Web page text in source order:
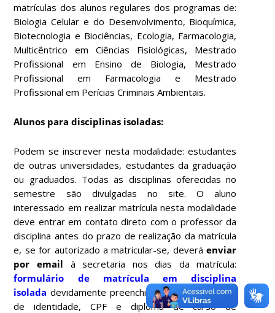
matrículas dos alunos regulares dos programas de:
Biologia Celular e do Desenvolvimento, Bioquímica,
Biotecnologia e Biociências, Ecologia, Farmacologia,
Multicêntrico em Ciências Fisiológicas, Mestrado
Profissional em Ensino de Biologia, Mestrado
Profissional em Farmacologia e Mestrado
Profissional em Perícias Criminais Ambientais.
Alunos para disciplinas isoladas:
Podem se inscrever nesta modalidade: estudantes
de outras universidades, estudantes da graduação
ou graduados. Todas as disciplinas oferecidas no
semestre são divulgadas no site. O aluno
interessado em realizar matrícula nesta modalidade
deve entrar em contato direto com o professor da
disciplina antes do prazo de realização da matrícula
e, se for autorizado a matricular-se, deveráenviar
por email à secretaria nos dias da matrícula:
formulário de matrícula em disciplina
isolada devidamente preenchido, cópia de carteira
de identidade, CPF e diploma de curso de